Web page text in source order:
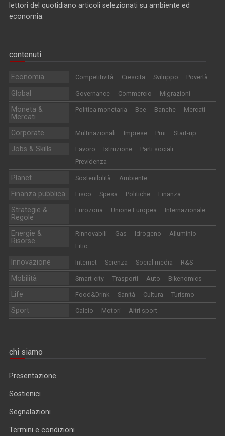
lettori del quotidiano articoli selezionati su ambiente ed
economia.
contenuti
Economia Competitività Crescita Sviluppo Povertà
Global Governance Commercio Migrazioni
Moneta &
Mercati
Politica monetaria Bce Banche Mercati
Corporate Multinazionali Imprese Pmi Start-up
Jobs & Skills Lavoro Istruzione
Parti sociali
Previdenza
Planet Sostenibilità Ambiente
Finanza pubblica Fisco Spesa Politiche Finanza
Strategie &
Regole
Eurozona Unione Europea Internazionale
Energie &
Risorse
Rinnovabili Gas Idrogeno
Alluminio
Litio
Innovazione Internet Scienza Social media R&S
Mobilità Smart-city Trasporti Auto Bikenomics
Life Food&Drink Sanità Cultura Turismo
Sport Calcio Motori Altri sport
chi siamo
Presentazione
Sostienici
Segnalazioni
Termini e condizioni